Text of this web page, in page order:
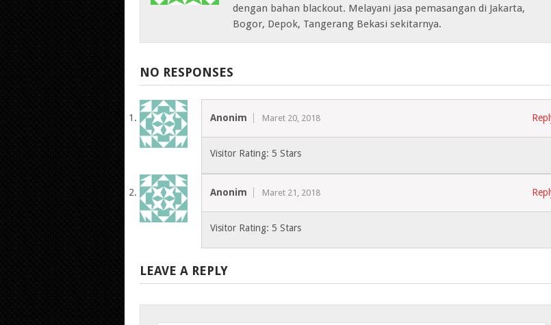
dengan bahan blackout. Melayani jasa pemasangan di Jakarta,
Bogor, Depok, Tangerang Bekasi sekitarnya.
NO RESPONSES
Anonim Maret 20, 2018
Visitor Rating: 5 Stars
Anonim Maret 21, 2018
Visitor Rating: 5 Stars
LEAVE A REPLY